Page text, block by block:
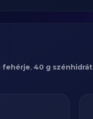
fehérje, 40 g szénhidrát